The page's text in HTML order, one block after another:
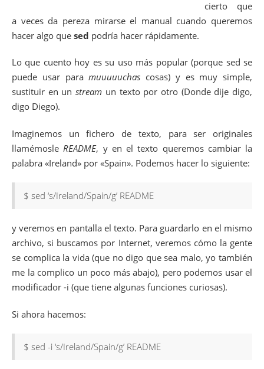
cierto que
a veces da pereza mirarse el manual cuando queremos
hacer algo que sed podría hacer rápidamente.
Lo que cuento hoy es su uso más popular (porque sed se
puede usar paramuuuuuchas cosas) y es muy simple,
sustituir en unstream un texto por otro (Donde dije digo,
digo Diego).
Imaginemos un fichero de texto, para ser originales
llamémosle README, y en el texto queremos cambiar la
palabra «Ireland» por «Spain». Podemos hacer lo siguiente:
$ sed ‘s/Ireland/Spain/g’ README
y veremos en pantalla el texto. Para guardarlo en el mismo
archivo, si buscamos por Internet, veremos cómo la gente
se complica la vida (que no digo que sea malo, yo también
me la complico un poco más abajo), pero podemos usar el
modificador -i (que tiene algunas funciones curiosas).
Si ahora hacemos:
$ sed -i ‘s/Ireland/Spain/g’ README